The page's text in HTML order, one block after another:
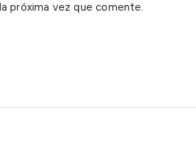
próxima vez que comente.